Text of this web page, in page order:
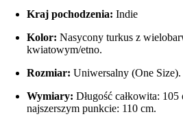
Kraj pochodzenia: Indie
Kolor: Nasycony turkus z
kwiatowym/etno.
Rozmiar: Uniwersalny (One Size).
Wymiary: Długość całkowita:
najszerszym punkcie: 110 cm.